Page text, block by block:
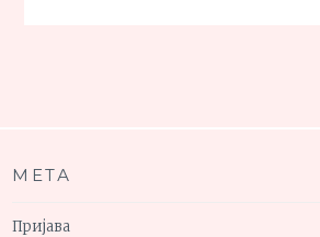
МЕТА
Пријава